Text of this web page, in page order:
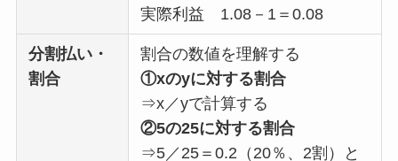
実際利益 1.08－1＝0.08
分割払い・
割合
割合の数値を理解する
①xのyに対する割合
⇒x／yで計算する
②5の25に対する割合
⇒5／25＝0.2（20％、2割）と